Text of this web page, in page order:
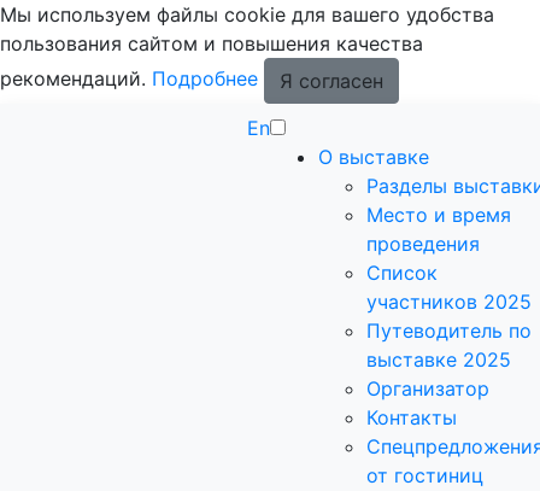
Мы используем файлы cookie для вашего удобства
пользования сайтом и повышения качества
рекомендаций. Подробнее
Я согласен
En
О выставке
Разделы
Место и время
проведения
Список
участников 2025
Путеводитель по
выставке 2025
Организатор
Контакты
от гостиниц